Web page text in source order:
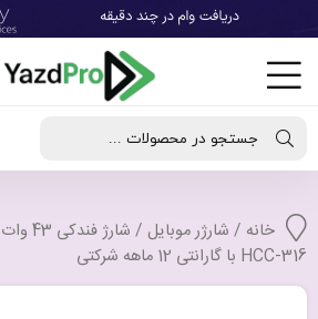
جستجو در محصولات ...
خانه / شارژر موبایل
HCC-316 با گارانتی 12 ماهه شرکتی